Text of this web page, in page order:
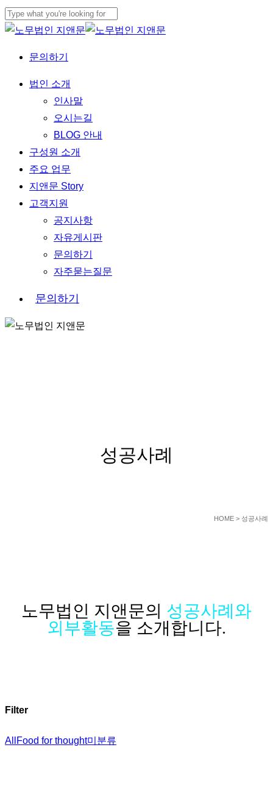
Skip
to
content
Close
문의하기
Menu
법인 소개
인사말
오시는길
BLOG 안내
구성원 소개
주요 업무
지앤문 Story
고객지원
공지사항
자유게시판
문의하기
자주묻는질문
문의 하기
성공사례
HOME > 성공사례
노무법인 지앤문의 성공사례와
외부활동을 소개합니다.
Filter
All Food for thought미분류